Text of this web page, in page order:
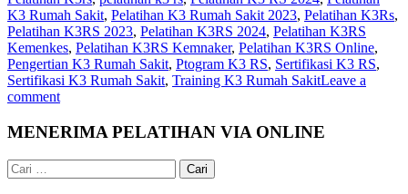
K3 Rumah Sakit, Pelatihan K3 Rumah Sakit 2023, Pelatihan K3Rs,
Pelatihan K3RS 2023, Pelatihan K3RS 2024, Pelatihan K3RS
Kemenkes, Pelatihan K3RS Kemnaker, Pelatihan K3RS Online,
Pengertian K3 Rumah Sakit, Ptogram K3 RS, Sertifikasi K3 RS,
Sertifikasi K3 Rumah Sakit, Training K3 Rumah SakitLeave a
comment
MENERIMA PELATIHAN VIA ONLINE
Cari
untuk: